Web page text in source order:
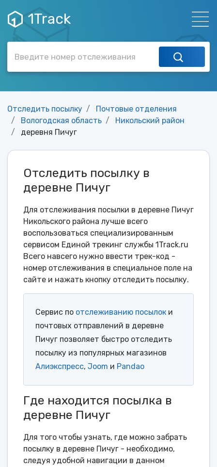
1Track
Отследить посылку
Почтовые отделения
Вологодская область
Никольский район
деревня Пичуг
Отследить посылку в
деревне Пичуг
Для отслеживания посылки в деревне Пичуг
Никольского района лучше всего
воспользоваться специализированным
сервисом Единой трекинг службы 1Track.ru
Всего навсего нужно ввести трек-код -
номер отслеживания в специальное поле на
сайте и нажать кнопку отследить посылку.
Сервис по отслеживанию посылок и
почтовых отправлений в деревне
Пичуг позволяет быстро отследить
посылку из популярных магазинов
Алиэкспресс, Joom и Pandao
Где находится посылка в
деревне Пичуг
Для того чтобы узнать, где можно забрать
посылку в деревне Пичуг - необходимо,
следуя удобной навигации в данном